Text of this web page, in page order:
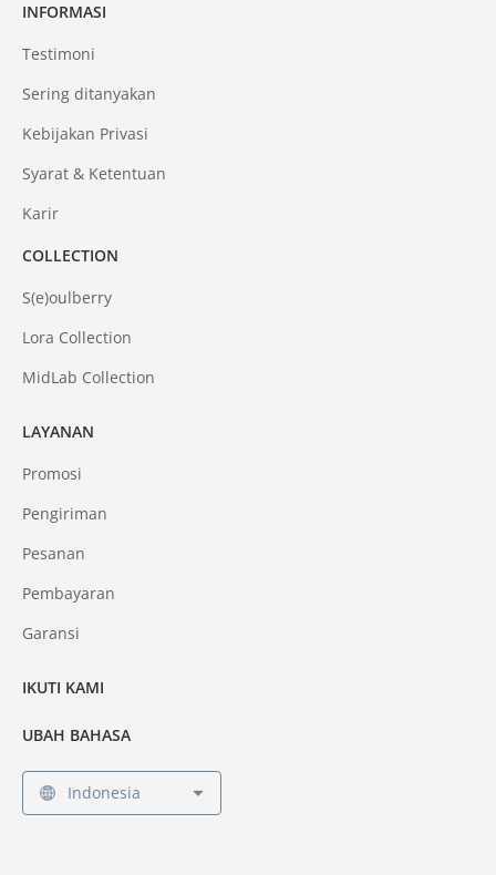
LAYANAN
Promosi
Pengiriman
Pesanan
Pembayaran
Garansi
INFORMASI
Testimoni
Sering ditanyakan
Kebijakan Privasi
Syarat & Ketentuan
Karir
COLLECTION
S(e)oulberry
Lora Collection
MidLab Collection
IKUTI KAMI
UBAH BAHASA
Indonesia